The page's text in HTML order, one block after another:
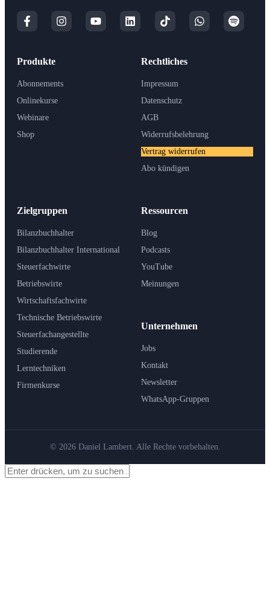
Produkte
Abonnements
Onlinekurse
Webinare
Shop
Zielgruppen
Bilanzbuchhalter
Bilanzbuchhalter International
Steuerfachwirte
Betriebswirte
Wirtschaftsfachwirte
Technische Betriebswirte
Steuerfachangestellte
Studierende
Lerntechniken
Firmenkurse
Ressourcen
Blog
Podcasts
YouTube
Meinungen
Unternehmen
Jobs
Kontakt
Newsletter
WhatsApp-Gruppen
Rechtliches
Impressum
Datenschutz
AGB
Widerrufsbelehrung
Vertrag widerrufen
Abo kündigen
© 2026 Daniel Lambert. Alle Rechte vorbehalten.